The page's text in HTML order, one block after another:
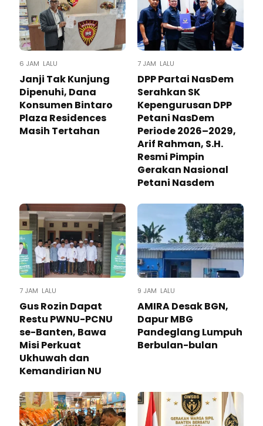
6 JAM LALU
Janji Tak Kunjung
Dipenuhi, Dana
Konsumen Bintaro
Plaza Residences
Masih Tertahan
7 JAM LALU
DPP Partai NasDem
Serahkan SK
Kepengurusan DPP
Petani NasDem
Periode 2026–2029,
Arif Rahman, S.H.
Resmi Pimpin
Gerakan Nasional
Petani Nasdem
7 JAM LALU
Gus Rozin Dapat
Restu PWNU-PCNU
se-Banten, Bawa
Misi Perkuat
Ukhuwah dan
Kemandirian NU
9 JAM LALU
AMIRA Desak BGN,
Dapur MBG
Pandeglang Lumpuh
Berbulan-bulan